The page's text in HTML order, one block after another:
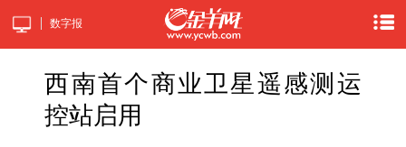
数字报
西南首个商业卫星遥感测运
控站启用